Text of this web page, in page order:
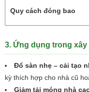
Quy cách đóng bao
3. Ứng dụng trong
Đổ sàn nhẹ – cải tạo
kỳ thích hợp cho nhà cũ
Giảm tải móng nhà